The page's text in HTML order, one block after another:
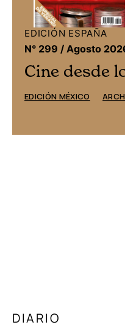
EDICIÓN ESPAÑA
N° 299 / Agosto
Cine desde
EDICIÓN MÉXICO
DIARIO